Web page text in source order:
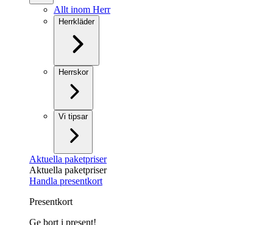
Allt inom Herr
Herrkläder
Herrskor
Vi tipsar
Aktuella paketpriser
Aktuella paketpriser
Handla presentkort
Presentkort
Ge bort i present!